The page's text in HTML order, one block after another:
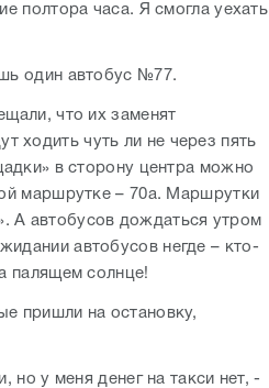
полтора часа. Я смогла уехать
один автобус №77.
что их заменят
ходить чуть ли не через пять
в сторону центра можно
маршрутке – 70а. Маршрутки
А автобусов дождаться утром
автобусов негде – кто-
палящем солнце!
пришли на остановку,
но у меня денег на такси нет, -